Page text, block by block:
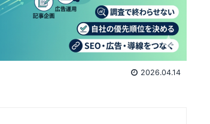
2026.04.14